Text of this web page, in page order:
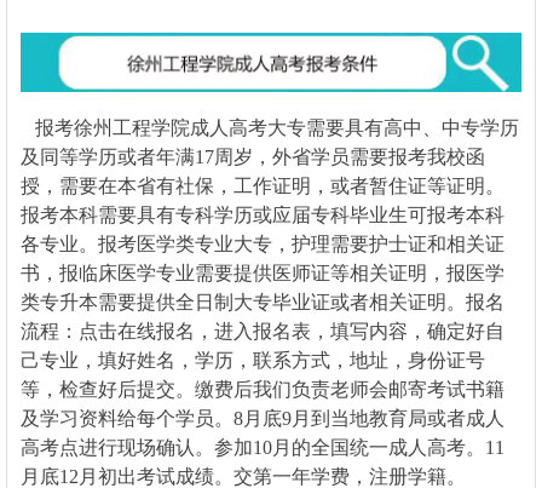
报考徐州工程学院成人高考大专需要具有高中、中专学历
及同等学历或者年满17周岁，外省学员需要报考我校函
授，需要在本省有社保，工作证明，或者暂住证等证明。
报考本科需要具有专科学历或应届专科毕业生可报考本科
各专业。报考医学类专业大专，护理需要护士证和相关证
书，报临床医学专业需要提供医师证等相关证明，报医学
类专升本需要提供全日制大专毕业证或者相关证明。报名
流程：点击在线报名，进入报名表，填写内容，确定好自
己专业，填好姓名，学历，联系方式，地址，身份证号
等，检查好后提交。缴费后我们负责老师会邮寄考试书籍
及学习资料给每个学员。8月底9月到当地教育局或者成人
高考点进行现场确认。参加10月的全国统一成人高考。11
月底12月初出考试成绩。交第一年学费，注册学籍。